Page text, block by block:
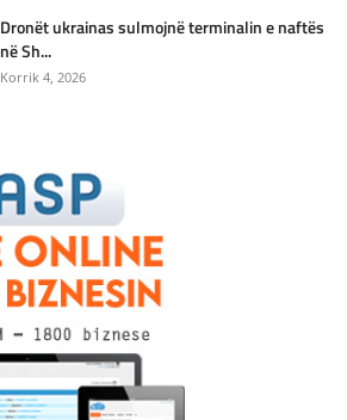
Dronët ukrainas sulmojnë terminalin e naftës
në Sh...
Korrik 4, 2026